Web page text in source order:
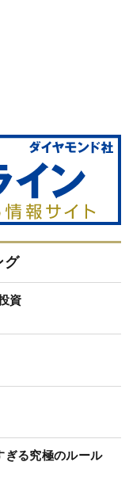
グ
資
る究極のルール